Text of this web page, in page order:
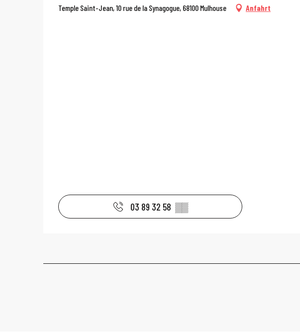
Temple Saint-Jean, 10 rue de la Synagogue, 68100 Mulhouse Anfahrt
03 89 32 58 ▒▒